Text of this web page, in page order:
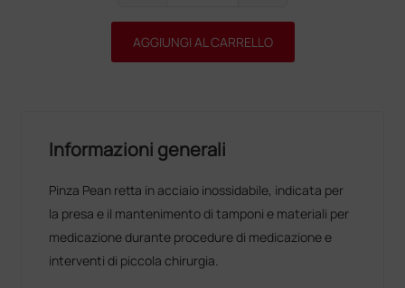
AGGIUNGI AL CARRELLO
Informazioni generali
Pinza Pean retta in acciaio inossidabile, indicata per
la presa e il mantenimento di tamponi e materiali per
medicazione durante procedure di medicazione e
interventi di piccola chirurgia.